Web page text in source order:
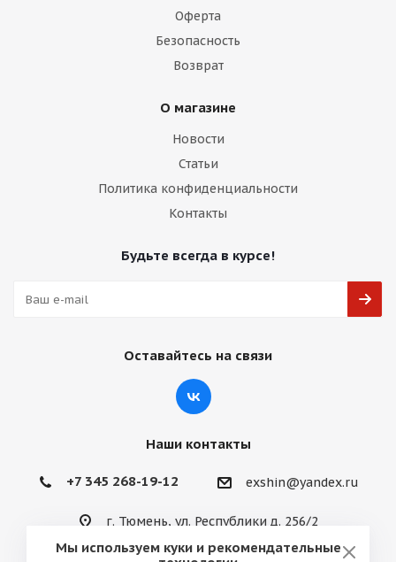
Оферта
Безопасность
Возврат
О магазине
Новости
Статьи
Политика конфиденциальности
Контакты
Будьте всегда в курсе!
Оставайтесь на связи
Наши контакты
+7 345 268-19-12 exshin@yandex.ru
г. Тюмень, ул. Республики д. 256/2
Мы используем куки и рекомендательные